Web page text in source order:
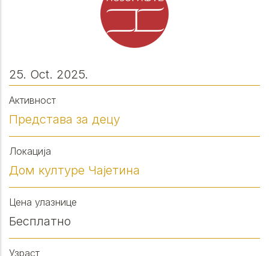
25. Oct. 2025.
Активност
Представа за децу
Локација
Дом културе Чајетина
Цена улазнице
Бесплатно
Узраст